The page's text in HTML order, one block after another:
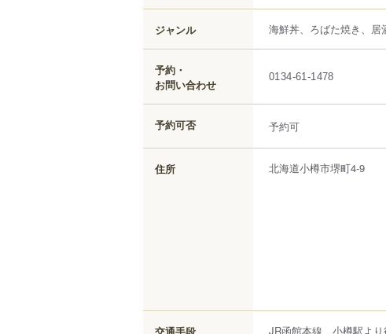
ジャンル 海鮮丼、ろばた焼き、居
予約・
お問い合わせ
0134-61-1478
予約可否 予約可
住所 北海道小樽市堺町4-9
交通手段
JR函館本線 小樽駅よ